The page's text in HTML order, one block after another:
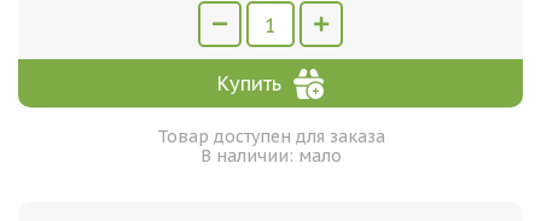
Купить
Товар доступен для заказа
В наличии: мало